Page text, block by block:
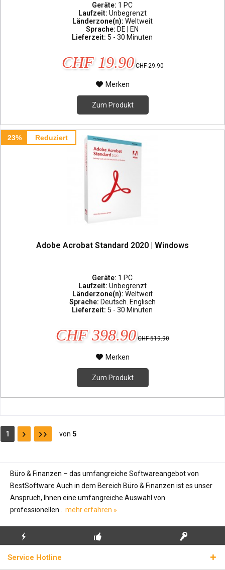
Geräte: 1 PC
Laufzeit: Unbegrenzt
Länderzone(n): Weltweit
Sprache: DE | EN
Lieferzeit: 5 - 30 Minuten
CHF 19.90 CHF 29.90
Merken
Zum Produkt
23% Reduziert
Adobe Acrobat Standard 2020 | Windows
Geräte: 1 PC
Laufzeit: Unbegrenzt
Länderzone(n): Weltweit
Sprache: Deutsch. Englisch
Lieferzeit: 5 - 30 Minuten
CHF 398.90 CHF 519.90
Merken
Zum Produkt
1 von 5
Büro & Finanzen – das umfangreiche Softwareangebot von
BestSoftware Auch in dem Bereich Büro & Finanzen ist es unser
Anspruch, Ihnen eine umfangreiche Auswahl von
professionellen... mehr erfahren »
BLITZVERSAND
LIZENZSCHLÜSSEL
Service Hotline